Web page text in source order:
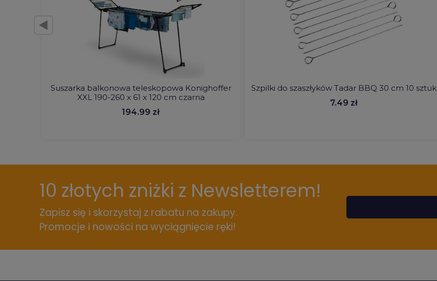
Suszarka balkonowa teleskopowa Konighoffer
XXL 190-260 x 61 x 120 cm czarna
194.99 zł
Szpilki do szaszłyków Tadar BBQ 30 cm 10 sztuk
7.49 zł
10 złotych zniżki z Newsletterem!
Zapisz się i skorzystaj z rabatu na zakupy.
Promocje i nowości na wyciągnięcie ręki!